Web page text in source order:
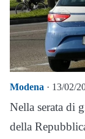
Modena · 13/02/
Nella serata di
della